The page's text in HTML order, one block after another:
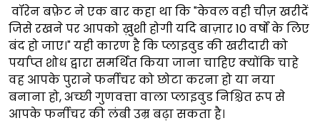
वॉरेन बफ़ेट ने एक बार कहा था कि "केवल वही चीज़ खरीदें
जिसे रखने पर आपको ख़ुशी होगी यदि बाज़ार 10 वर्षों के लिए
बंद हो जाए।" यही कारण है कि प्लाइवुड की खरीदारी को
पर्याप्त शोध द्वारा समर्थित किया जाना चाहिए क्योंकि चाहे
वह आपके पुराने फर्नीचर को छोटा करना हो या नया
बनाना हो, अच्छी गुणवत्ता वाला प्लाइवुड निश्चित रूप से
आपके फर्नीचर की लंबी उम्र बढ़ा सकता है।